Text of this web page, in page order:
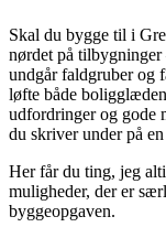
Skal du bygge til i
nørdet på
undgår faldgruber og
løfte både
udfordringer og gode
du skriver under på
Her får du ting, jeg
muligheder, der er
byggeopgaven.